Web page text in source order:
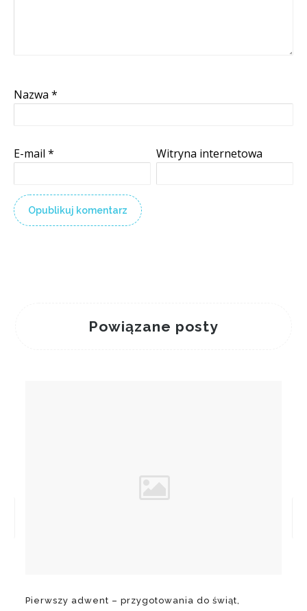
Nazwa *
E-mail * Witryna internetowa
Powiązane posty
Pierwszy adwent – przygotowania do świąt,